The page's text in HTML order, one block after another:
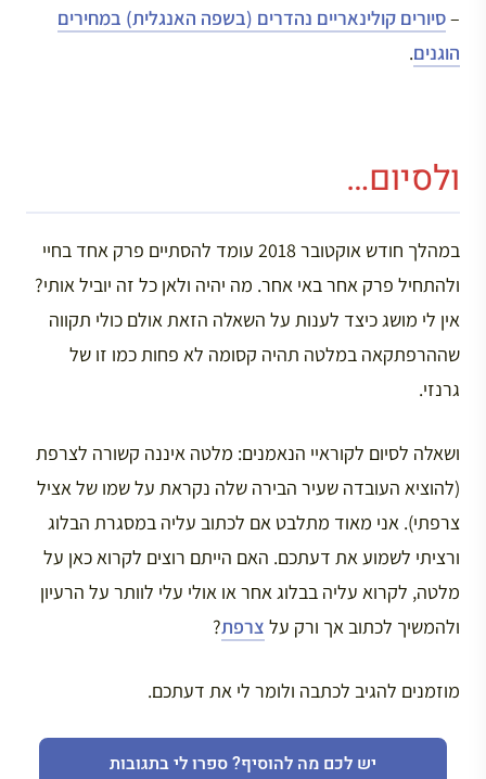
–סיורים קולינאריים נהדרים (בשפה האנגלית) במחירים
הוגנים.
ולסיום…
במהלך חודש אוקטובר 2018 עומד להסתיים פרק אחד בחיי
ולהתחיל פרק אחר באי אחר. מה יהיה ולאן כל זה יוביל אותי?
אין לי מושג כיצד לענות על השאלה הזאת אולם כולי תקווה
שההרפתקאה במלטה תהיה קסומה לא פחות כמו זו של
גרנזי.
ושאלה לסיום לקוראיי הנאמנים: מלטה איננה קשורה לצרפת
(להוציא העובדה שעיר הבירה שלה נקראת על שמו של אציל
צרפתי). אני מאוד מתלבט אם לכתוב עליה במסגרת הבלוג
ורציתי לשמוע את דעתכם. האם הייתם רוצים לקרוא כאן על
מלטה, לקרוא עליה בבלוג אחר או אולי עלי לוותר על הרעיון
ולהמשיך לכתוב אך ורק על צרפת?
מוזמנים להגיב לכתבה ולומר לי את דעתכם.
יש לכם מה להוסיף? ספרו לי בתגובות